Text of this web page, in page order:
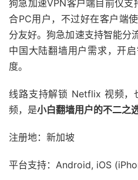
狗急加速VPN客户端目前仅
合PC用户，不过好在客户端
分友好。狗急加速支持智能分
中国大陆翻墙用户需求，开
度。
线路支持解锁 Netflix 视频，
频，是小白翻墙用户的不二之
注册地：新加坡
平台支持：Android, iOS